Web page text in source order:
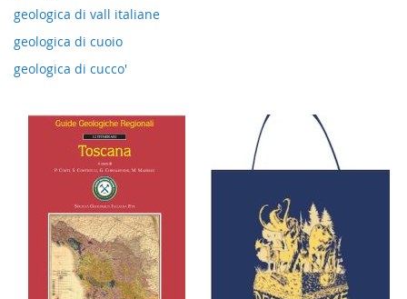
geologica di vall italiane
geologica di cuoio
geologica di cucco'